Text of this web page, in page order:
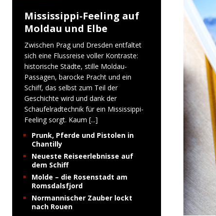
Mississippi-Feeling auf
Moldau und Elbe
Zwischen Prag und Dresden entfaltet
sich eine Flussreise voller Kontraste:
historische Städte, stille Moldau-
Passagen, barocke Pracht und ein
Schiff, das selbst zum Teil der
Geschichte wird und dank der
Schaufelradtechnik für ein Mississippi-
Feeling sorgt. Kaum [...]
Prunk, Pferde und Pistolen in
Chantilly
Neueste Reiseerlebnisse auf
dem Schiff
Molde – die Rosenstadt am
Romsdalsfjord
Normannischer Zauber lockt
nach Rouen